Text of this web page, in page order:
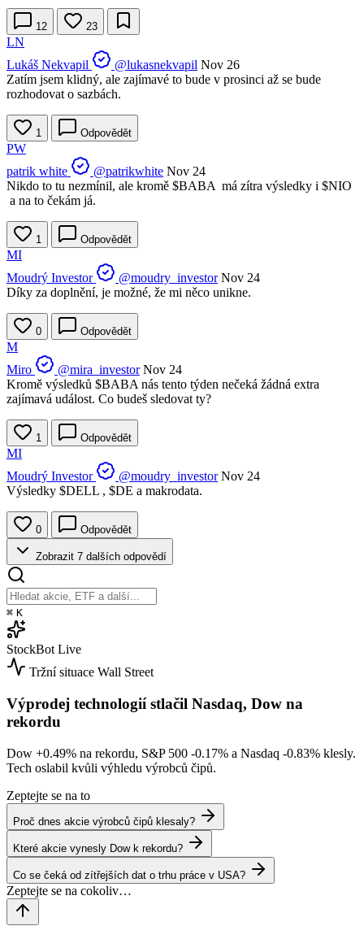
12 23
LN
Lukáš Nekvapil
@lukasnekvapil Nov 26
Zatím jsem klidný, ale zajímavé to bude v prosinci až se bude
rozhodovat o sazbách.
1 Odpovědět
PW
patrik white
@patrikwhite Nov 24
Nikdo to tu nezmínil, ale kromě $BABA má zítra výsledky i $NIO
a na to čekám já.
1 Odpovědět
MI
Moudrý Investor
@moudry_investor Nov 24
Díky za doplnění, je možné, že mi něco unikne.
0 Odpovědět
M
Miro
@mira_investor Nov 24
Kromě výsledků $BABA nás tento týden nečeká žádná extra
zajímavá událost. Co budeš sledovat ty?
1 Odpovědět
MI
Moudrý Investor
@moudry_investor Nov 24
Výsledky $DELL , $DE a makrodata.
0 Odpovědět
Zobrazit 7 dalších odpovědí
⌘ K
StockBot Live
Tržní situace Wall Street
Výprodej technologií stlačil Nasdaq, Dow na
rekordu
Dow +0.49% na rekordu, S&P 500 -0.17% a Nasdaq -0.83% klesly.
Tech oslabil kvůli výhledu výrobců čipů.
Zeptejte se na to
Proč dnes akcie výrobců čipů klesaly?
Které akcie vynesly Dow k rekordu?
Co se čeká od zítřejších dat o trhu práce v USA?